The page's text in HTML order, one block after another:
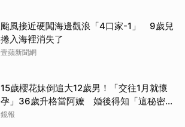
颱風接近硬闖海邊觀浪「4口家-1」 9歲兒
捲入海裡消失了
壹蘋新聞網
15歲櫻花妹倒追大12歲男！「交往1月就懷
孕」36歲升格當阿嬤 婚後得知「這秘密」
傻眼了
鏡報